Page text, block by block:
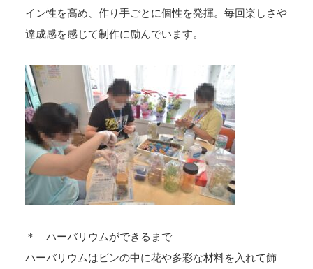
イン性を高め、作り手ごとに個性を発揮。毎回楽しさや
達成感を感じて制作に励んでいます。
＊ ハーバリウムができるまで
ハーバリウムはビンの中に花や多彩な材料を入れて飾